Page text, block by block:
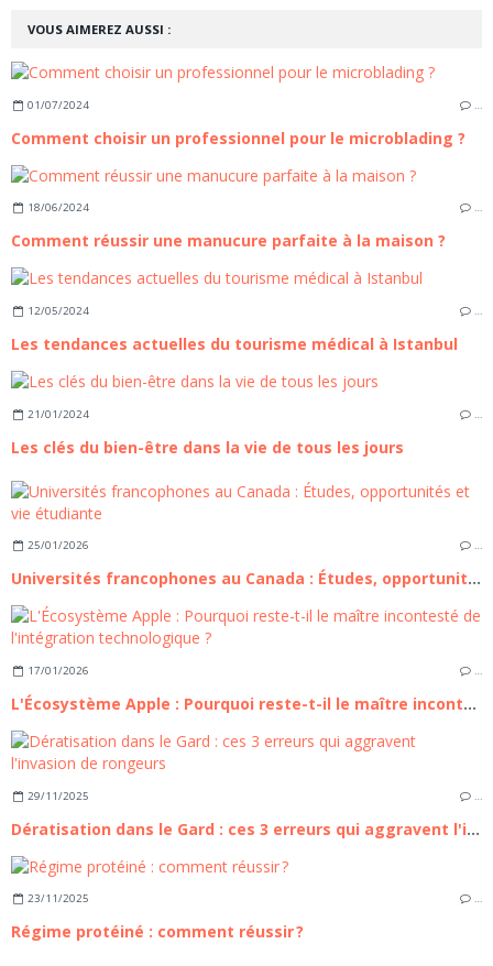
VOUS AIMEREZ AUSSI :
01/07/2024 …
Comment choisir un professionnel pour le microblading ?
18/06/2024 …
Comment réussir une manucure parfaite à la maison ?
12/05/2024 …
Les tendances actuelles du tourisme médical à Istanbul
21/01/2024 …
Les clés du bien-être dans la vie de tous les jours
25/01/2026 …
Universités francophones au Canada : Études, opportunités et vie étudiante
17/01/2026 …
L'Écosystème Apple : Pourquoi reste-t-il le maître incontesté de l'intégration technologique ?
29/11/2025
Dératisation dans le Gard : ces 3 erreurs qui aggravent l'invasion de rongeurs
23/11/2025 …
Régime protéiné : comment réussir ?